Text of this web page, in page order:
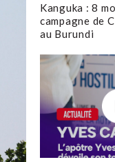
Kanguka : 8
campagne de
au Burundi